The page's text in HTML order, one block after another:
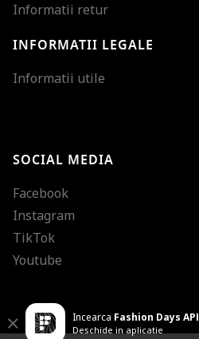
Informatii retur
INFORMATII LEGALE
Informatii utile
SOCIAL MEDIA
Facebook
Instagram
TikTok
Youtube
Incearca Fashion Days APP
Deschide in aplicatie
Close